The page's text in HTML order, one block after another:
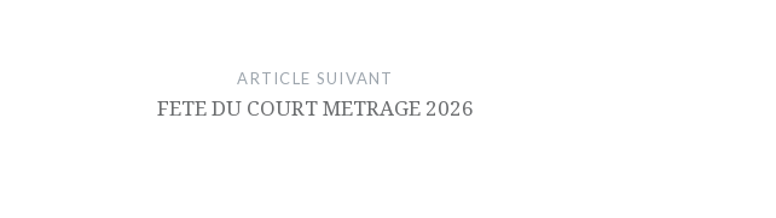
ARTICLE SUIVANT
FETE DU COURT METRAGE 2026